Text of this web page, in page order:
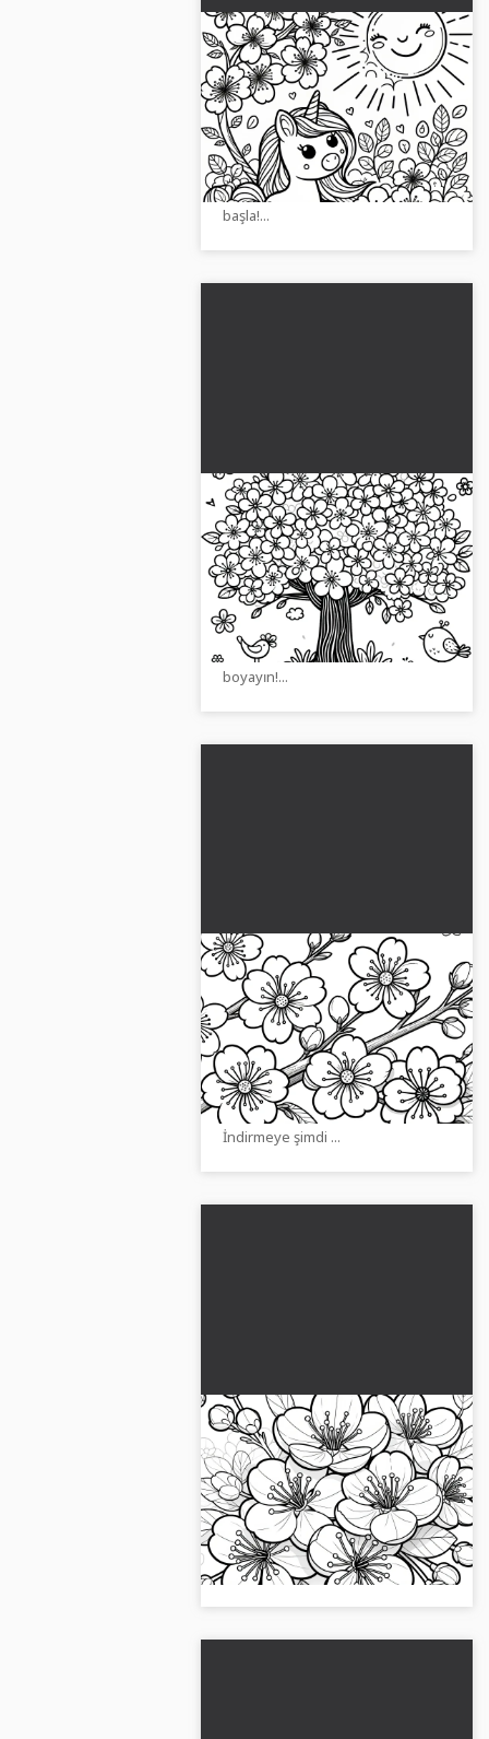
Tek boynuzlu at, güneş ve
kiraz ağacı çiçekleri
boyama sayfası (Ücretsiz)
Boyama sayfasında yüksek kaliteli
bir tek boynuzlu at, güneş ve kiraz
çiçeği görüyorsun. Resmi ücretsiz
indir ve hemen yaratıcı macerana
başla!...
Kiraz ağacı ücretsiz
boyama resmi
Ücretsiz kiraz ağacı boyama
sayfası. Yaratıcılığı ekran üzerinde
veya basılı olarak deneyimleyin.
Şimdi indirin ve online olarak
boyayın!...
Boyama için kiraz ağacı
çiçekleri: Ücretsiz indirme
Kiraz çiçeklerini ücretsiz boyama
sayfası olarak edin! Yaratıcı bir
şekilde tasarla ve resmi dijital
olarak veya yazdırmak için kullan.
İndirmeye şimdi ...
Kiraz Çiçekleri: Gerçekçi
Boyama Sayfası (Ücretsiz)
Bu ücretsiz gerçekçi kiraz çiçeği
boyama sayfasını indirin. Boyamak
için mükemmel ve yaratıcı şekilde
eğlenin!...